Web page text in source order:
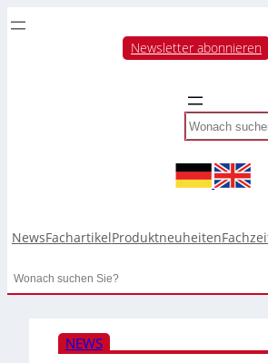
Newsletter abonnieren
Search
NewsFachartikelProduktneuheiten
Search
NEWS